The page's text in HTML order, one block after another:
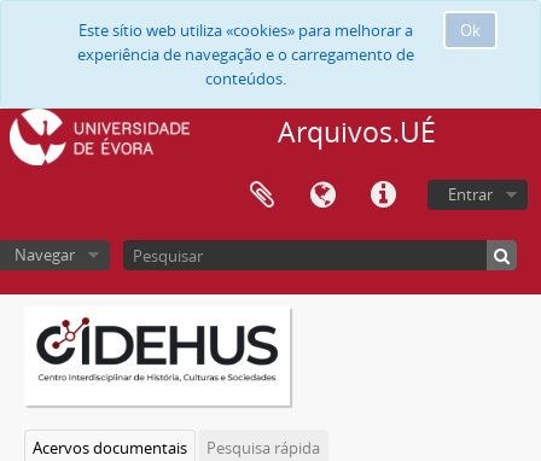
Ok
Este sítio web utiliza «cookies» para melhorar a
experiência de navegação e o carregamento de
conteúdos.
Arquivos.UÉ
Entrar
Navegar
Acervos documentais
Pesquisa rápida